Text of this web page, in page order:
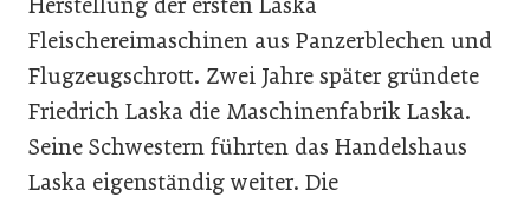
Fleischereimaschinen aus Panzerblechen und
Flugzeugschrott. Zwei Jahre später gründete
Friedrich Laska die Maschinenfabrik Laska.
Seine Schwestern führten das Handelshaus
Laska eigenständig weiter. Die